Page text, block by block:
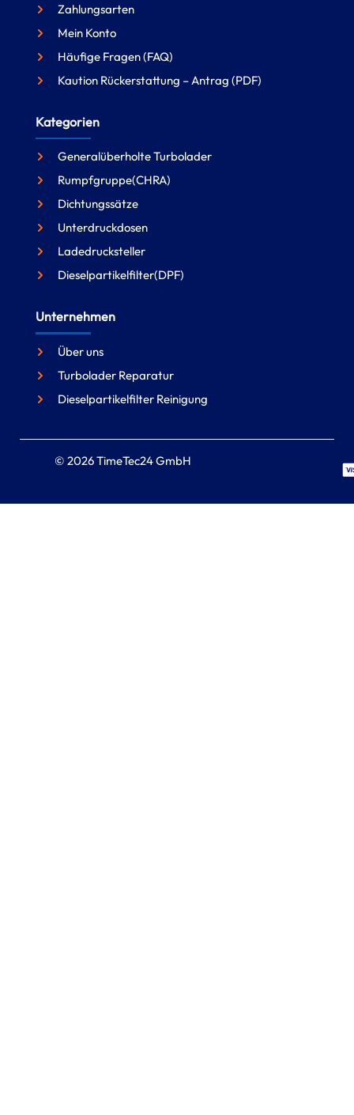
Zahlungsarten
Mein Konto
Häufige Fragen (FAQ)
Kaution Rückerstattung – Antrag (PDF)
Kategorien
Generalüberholte Turbolader
Rumpfgruppe(CHRA)
Dichtungssätze
Unterdruckdosen
Ladedrucksteller
Dieselpartikelfilter(DPF)
Unternehmen
Über uns
Turbolader Reparatur
Dieselpartikelfilter Reinigung
© 2026 TimeTec24 GmbH